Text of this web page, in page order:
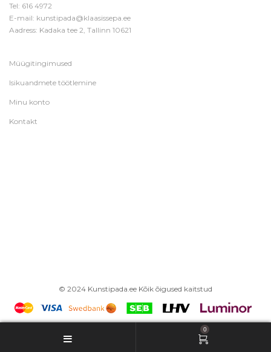
Tel: 616 4972
E-mail: kunstipada@klaasissepa.ee
Aadress: Kadaka tee 2, Tallinn 10621
Müügitingimused
Isikuandmete töötlemine
Minu konto
Kontakt
© 2024 Kunstipada.ee Kõik õigused kaitstud
0